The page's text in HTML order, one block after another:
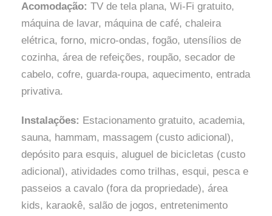
Acomodação: TV de tela plana, Wi-Fi gratuito,
máquina de lavar, máquina de café, chaleira
elétrica, forno, micro-ondas, fogão, utensílios de
cozinha, área de refeições, roupão, secador de
cabelo, cofre, guarda-roupa, aquecimento, entrada
privativa.
Instalações: Estacionamento gratuito, academia,
sauna, hammam, massagem (custo adicional),
depósito para esquis, aluguel de bicicletas (custo
adicional), atividades como trilhas, esqui, pesca e
passeios a cavalo (fora da propriedade), área
kids, karaokê, salão de jogos, entretenimento